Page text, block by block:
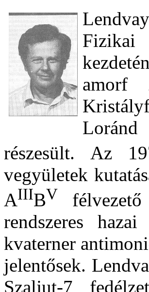
amorf
Loránd
részesült. Az
vegyületek
AIIIBV félvezető
rendszeres
kvaterner
jelentősek.
Szaljut-7